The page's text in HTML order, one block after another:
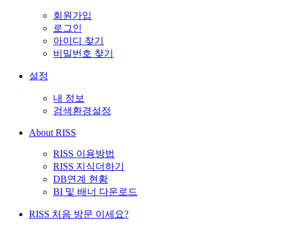
회원가입
로그인
아이디 찾기
비밀번호 찾기
설정
내 정보
검색환경설정
About RISS
RISS 이용방법
RISS 지식더하기
DB연계 현황
BI 및 배너 다운로드
RISS 처음 방문 이세요?